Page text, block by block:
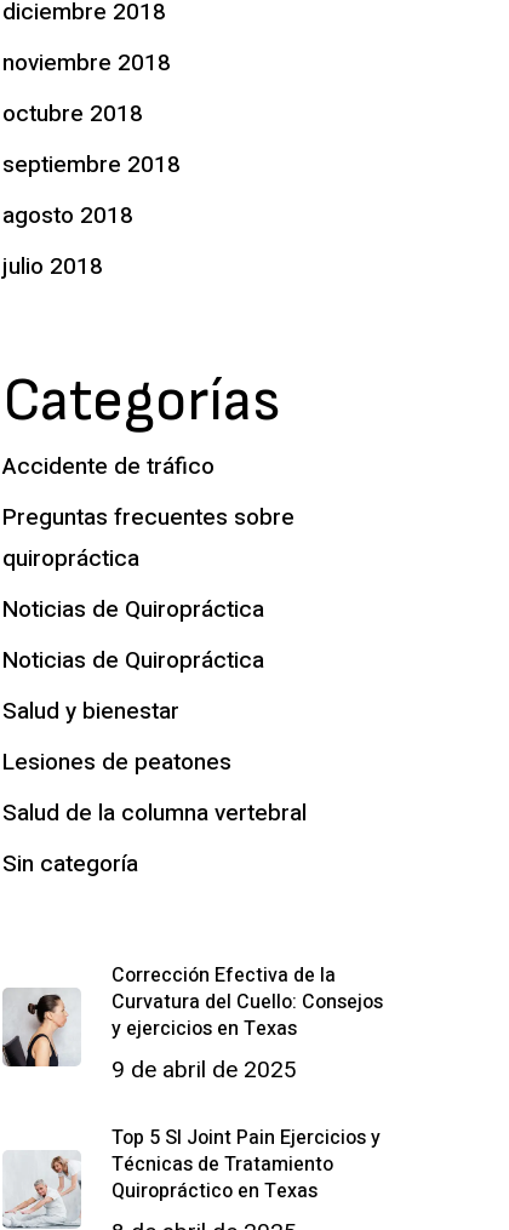
diciembre 2018
noviembre 2018
octubre 2018
septiembre 2018
agosto 2018
julio 2018
Categorías
Accidente de tráfico
Preguntas frecuentes sobre
quiropráctica
Noticias de Quiropráctica
Noticias de Quiropráctica
Salud y bienestar
Lesiones de peatones
Salud de la columna vertebral
Sin categoría
Corrección Efectiva de la
Curvatura del Cuello: Consejos
y ejercicios en Texas
9 de abril de 2025
Top 5 SI Joint Pain Ejercicios y
Técnicas de Tratamiento
Quiropráctico en Texas